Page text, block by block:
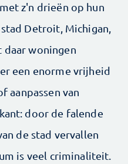
z'n drieën op hun
Detroit, Michigan,
daar woningen
een enorme vrijheid
aanpassen van
door de falende
de stad vervallen
is veel criminaliteit.